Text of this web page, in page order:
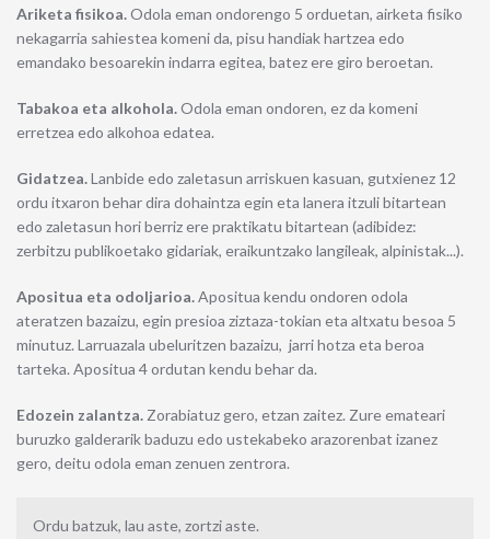
Ariketa fisikoa.Odola eman ondorengo 5 orduetan, airketa fisiko
nekagarria sahiestea komeni da, pisu handiak hartzea edo
emandako besoarekin indarra egitea, batez ere giro beroetan.
Tabakoa eta alkohola.Odola eman ondoren, ez da komeni
erretzea edo alkohoa edatea.
Gidatzea.Lanbide edo zaletasun arriskuen kasuan, gutxienez 12
ordu itxaron behar dira dohaintza egin eta lanera itzuli bitartean
edo zaletasun hori berriz ere praktikatu bitartean (adibidez:
zerbitzu publikoetako gidariak, eraikuntzako langileak, alpinistak...).
Apositua eta odoljarioa.Apositua kendu ondoren odola
ateratzen bazaizu, egin presioa ziztaza-tokian eta altxatu besoa 5
minutuz. Larruazala ubeluritzen bazaizu, jarri hotza eta beroa
tarteka. Apositua 4 ordutan kendu behar da.
Edozein zalantza. Zorabiatuz gero, etzan zaitez. Zure emateari
buruzko galderarik baduzu edo ustekabeko arazorenbat izanez
gero, deitu odola eman zenuen zentrora.
Ordu batzuk, lau aste, zortzi aste.